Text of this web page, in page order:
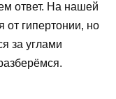
ответ. На нашей
гипертонии, но
за углами